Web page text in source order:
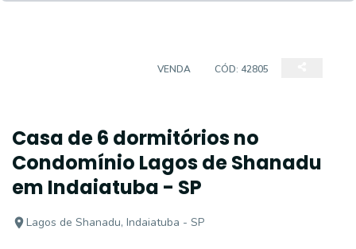
VENDA CÓD: 42805
Casa de 6 dormitórios no
Condomínio Lagos de Shanadu
em Indaiatuba - SP
Lagos de Shanadu, Indaiatuba - SP